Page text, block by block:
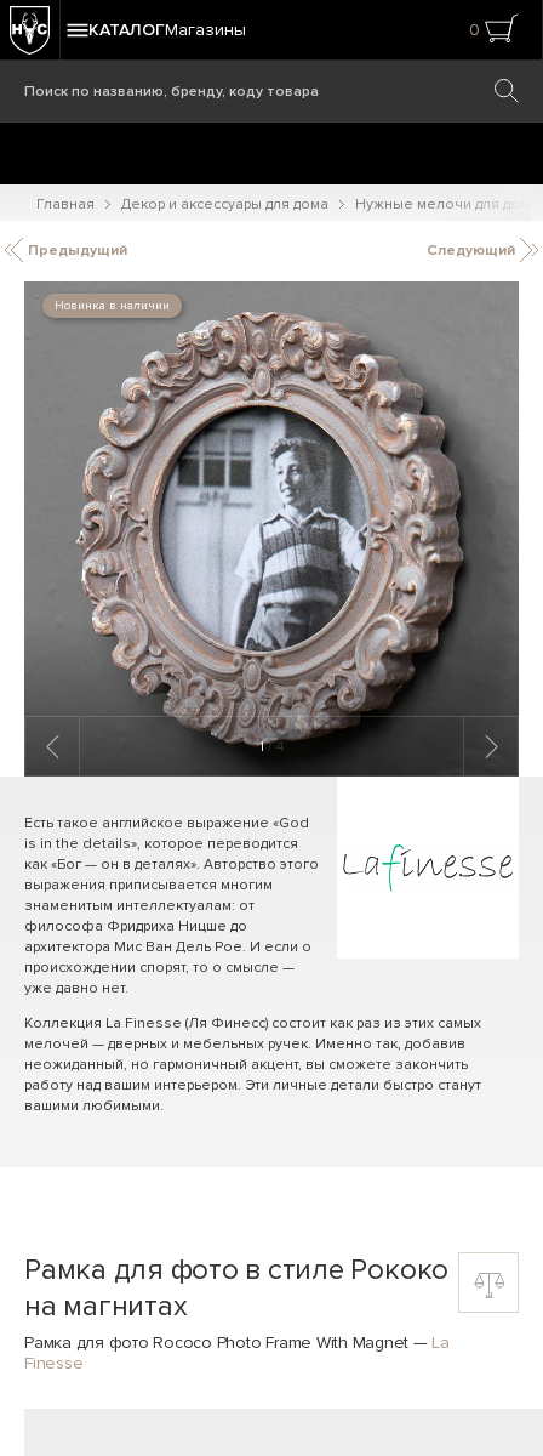
КАТАЛОГМагазины 0
Главная Декор и аксессуары для дома Нужные мелочи для дома
Предыдущий Следующий
Новинка в наличии
1/ 4
Есть такое английское выражение «God
is in the details», которое переводится
как «Бог — он в деталях». Авторство этого
выражения приписывается многим
знаменитым интеллектуалам: от
философа Фридриха Ницше до
архитектора Мис Ван Дель Рое. И если о
происхождении спорят, то о смысле —
уже давно нет.
Коллекция La Finesse (Ля Финесс) состоит как раз из этих самых
мелочей — дверных и мебельных ручек. Именно так, добавив
неожиданный, но гармоничный акцент, вы сможете закончить
работу над вашим интерьером. Эти личные детали быстро станут
вашими любимыми.
Рамка для фото в стиле Рококо
на магнитах
Рамка для фото Rococo Photo Frame With Magnet — La
Finesse